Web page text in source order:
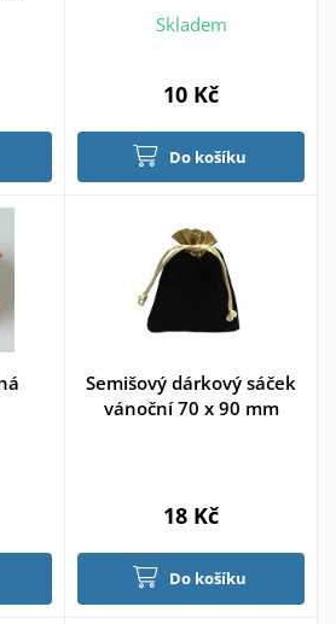
Skladem
10 Kč
Do košíku
Semišový dárkový sáček
vánoční 70 x 90 mm
18 Kč
Do košíku